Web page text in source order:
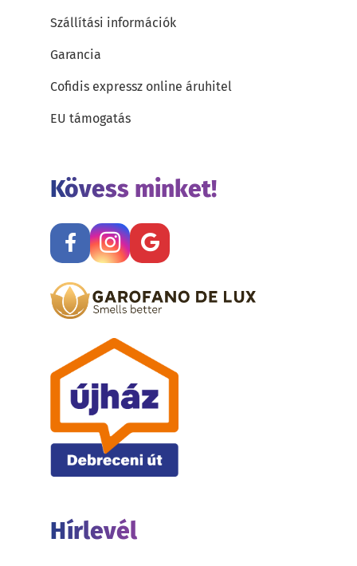
Szállítási információk
Garancia
Cofidis expressz online áruhitel
EU támogatás
Kövess minket!
Hírlevél